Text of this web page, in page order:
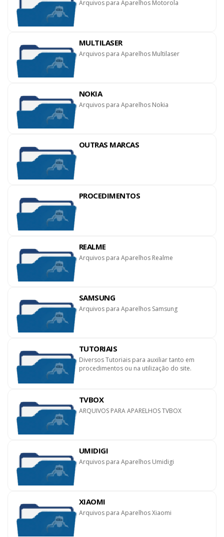
Arquivos para Aparelhos Motorola
MULTILASER
Arquivos para Aparelhos Multilaser
NOKIA
Arquivos para Aparelhos Nokia
OUTRAS MARCAS
PROCEDIMENTOS
REALME
Arquivos para Aparelhos Realme
SAMSUNG
Arquivos para Aparelhos Samsung
TUTORIAIS
Diversos Tutoriais para auxiliar tanto em
procedimentos ou na utilização do site.
TVBOX
ARQUIVOS PARA APARELHOS TVBOX
UMIDIGI
Arquivos para Aparelhos Umidigi
XIAOMI
Arquivos para Aparelhos Xiaomi